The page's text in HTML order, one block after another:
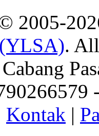
2005-
(YLSA).
Kontak |